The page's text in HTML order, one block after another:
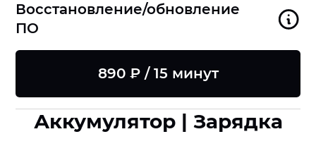
Восстановление/обновление
ПО
890 ₽ / 15 минут
Аккумулятор | Зарядка